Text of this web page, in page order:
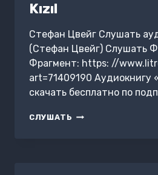
Kızıl
Стефан Цвейг Слушать
(Стефан Цвейг) Слушать
Фрагмент: https: //
art=71409190 Аудиокнигу
скачать бесплатно по
СЛУШАТЬ KIZIL